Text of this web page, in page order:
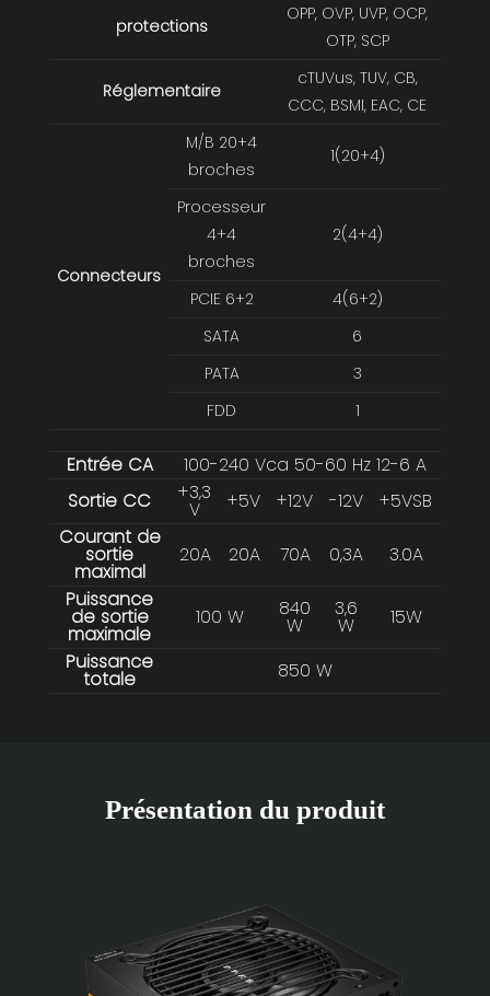
protections
OPP, OVP, UVP, OCP,
OTP, SCP
Réglementaire
cTUVus, TUV, CB,
CCC, BSMI, EAC, CE
Connecteurs
M/B 20+4
broches
1(20+4)
Processeur
4+4
broches
2(4+4)
PCIE 6+2
4(6+2)
SATA
6
PATA
3
FDD
1
Entrée CA
100-240 Vca 50-60 Hz 12-6 A
Sortie CC
+3,3
V +5V +12V -12V
+5VSB
Courant de
sortie
maximal
20A 20A 70A 0,3A
3.0A
Puissance
de sortie
maximale
100 W 840
W
3,6
W
15W
Puissance
totale 850 W
Présentation du produit